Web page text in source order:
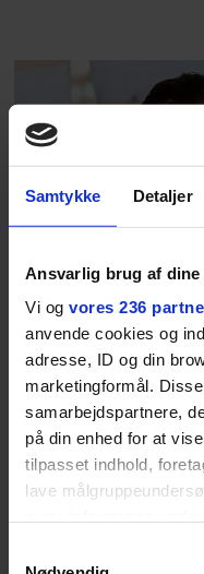
Samtykke Detaljer
Ansvarlig brug af dine
Vi og vores 236
anvende cookies og
adresse, ID og din
marketingformål.
samarbejdspartnere,
på din enhed for at
tilpasset indhold,
lave
tilbage eller ændre